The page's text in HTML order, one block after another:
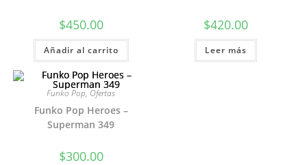
$450.00
Añadir al carrito
$420.00
Leer más
Funko Pop, Ofertas
Funko Pop Heroes –
Superman 349
$300.00